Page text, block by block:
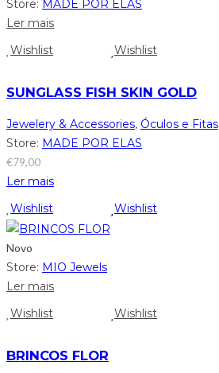
Store: MADE POR ELAS
Ler mais
Wishlist
Wishlist
SUNGLASS FISH SKIN GOLD
Jewelery & Accessories, Óculos e Fitas
Store: MADE POR ELAS
€79,00
Ler mais
Wishlist
Wishlist
Novo
Store: MIO Jewels
Ler mais
Wishlist
Wishlist
BRINCOS FLOR